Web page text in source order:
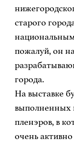
старого
пожалуй, он
города.
На выставке
выполненных
пленэров, в
очень активно